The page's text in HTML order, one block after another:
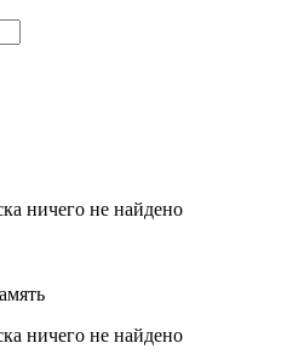
ничего не найдено
ничего не найдено